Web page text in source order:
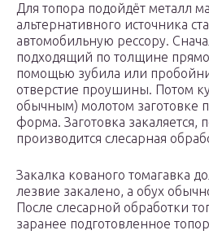
Для топора подойдёт металл
альтернативного источника
автомобильную рессору.
подходящий по толщине
помощью зубила или
отверстие проушины. Потом
обычным) молотом заготовке
форма. Заготовка закаляется,
производится слесарная
Закалка кованого томагавка
лезвие закалено, а обух
После слесарной обработки
заранее подготовленное